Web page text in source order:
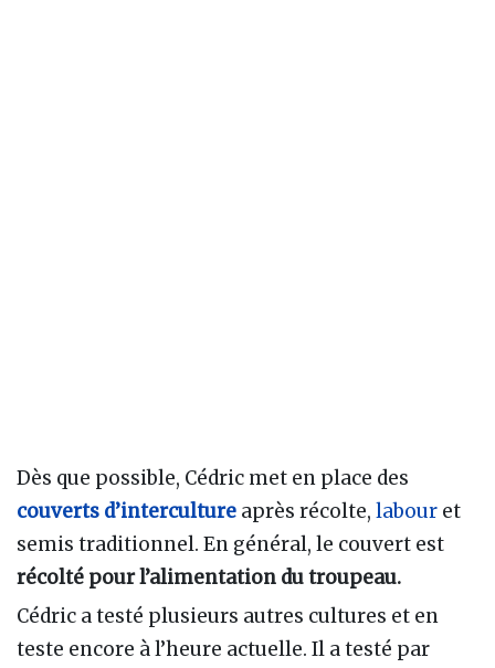
Dès que possible, Cédric met en place des
couverts d’interculture après récolte, labour et
semis traditionnel. En général, le couvert est
récolté pour l’alimentation du troupeau.
Cédric a testé plusieurs autres cultures et en
teste encore à l’heure actuelle. Il a testé par